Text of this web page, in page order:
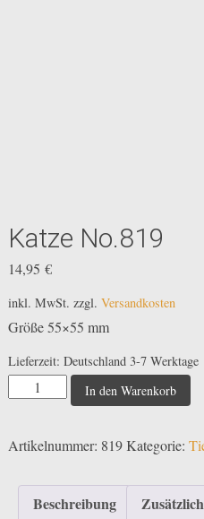
Katze No.819
14,95 €
inkl. MwSt. zzgl. Versandkosten
Größe 55×55 mm
Lieferzeit: Deutschland 3-7 Werktage
Katze
In den Warenkorb
Artikelnummer: 819Kategorie:
Beschreibung